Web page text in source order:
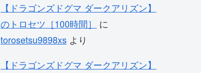
【ドラゴンズドグマ ダークアリズン】
のトロセツ［100時間］
に
torosetsu9898xs より
【ドラゴンズドグマ ダークアリズン】